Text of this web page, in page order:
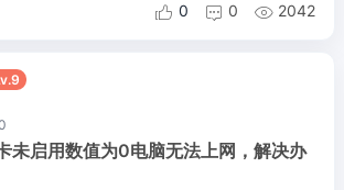
 0  0  2042
未启用数值为0电脑无法上网，解决办